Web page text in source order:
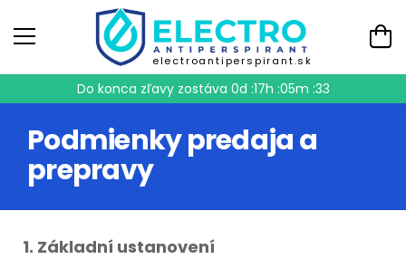
electroantiperspirant.sk
Do konca zľavy zostáva 0d :17h :05m :32
Podmienky predaja a
prepravy
1. Základní ustanovení